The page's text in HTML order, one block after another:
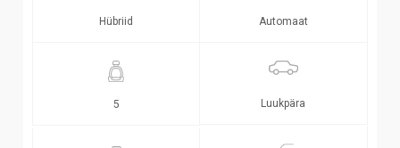
Hübriid Automaat
5 Luukpära